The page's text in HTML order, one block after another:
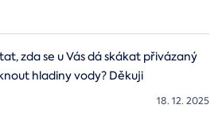
zda se u Vás dá skákat přivázaný
hladiny vody? Děkuji
18. 12. 2025